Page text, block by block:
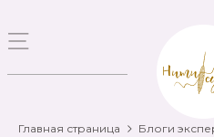
Главная страница Блоги